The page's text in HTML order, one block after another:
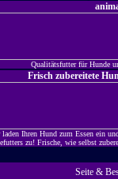
Qualitätsfutter für Hunde
Frisch zubereitete
Ihren Hund zum Essen ein
zu! Frische, wie selbst
Seite &